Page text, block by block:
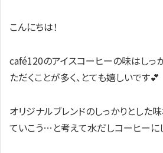
こんにちは！
café120のアイスコーヒーの味はしっ
ただくことが多く、とても嬉しいです💕
オリジナルブレンドのしっかりとした
ていこう…と考えて水だしコーヒーに